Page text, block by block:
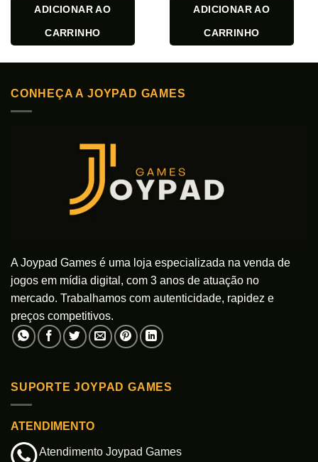
ADICIONAR AO
CARRINHO
ADICIONAR AO
CARRINHO
CONHEÇA A JOYPAD GAMES
A Joypad Games é uma loja especializada na venda de
jogos em mídia digital, com 3 anos de atuação no
mercado. Trabalhamos com autenticidade, rapidez e
preços competitivos.
SUPORTE JOYPAD GAMES
ATENDIMENTO
Atendimento Joypad Games